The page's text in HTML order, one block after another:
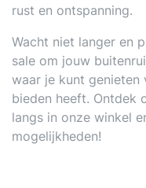
rust en ontspanning.
Wacht niet langer en
sale om jouw
waar je kunt
bieden heeft. Ontdek
langs in onze winkel
mogelijkheden!